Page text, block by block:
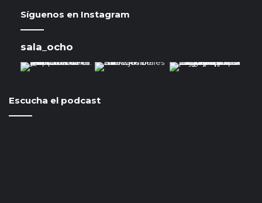
Síguenos en Instagram
sala_ocho
Escucha el podcast